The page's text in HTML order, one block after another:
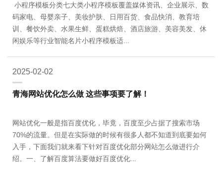
小程序模板分类七大类小程序模板覆盖媒体资讯、企业展示、数
码家电、母婴亲子、美妆护肤、日用百货、食品快消、教育培
训、餐饮外卖、水果生鲜、蛋糕烘焙、酒店旅游、美容美发、休
闲娱乐等行业智能名片小程序模板适...
2025-02-02
青海网站优化怎么做 这些事项要了解！
网站优化一般是指百度优化，毕竟，百度至少占据了搜索市场
70%的流量。但是在实际做的时候有很多人都不知道到底要如何
入手，下面我们就来看下针对百度优化部分网站怎么做进行介
绍。一、了解百度算法要做好百度优化...